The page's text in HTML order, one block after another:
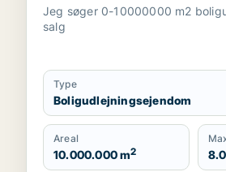
Jeg søger 0-10000000 m2
salg
Type
Boligudlejningsejendom
Areal
10.000.000 m2